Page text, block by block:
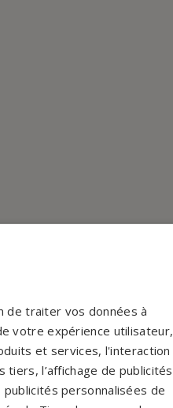
de traiter vos données à
votre expérience utilisateur,
et services, l'interaction
l’affichage de publicités
personnalisées de